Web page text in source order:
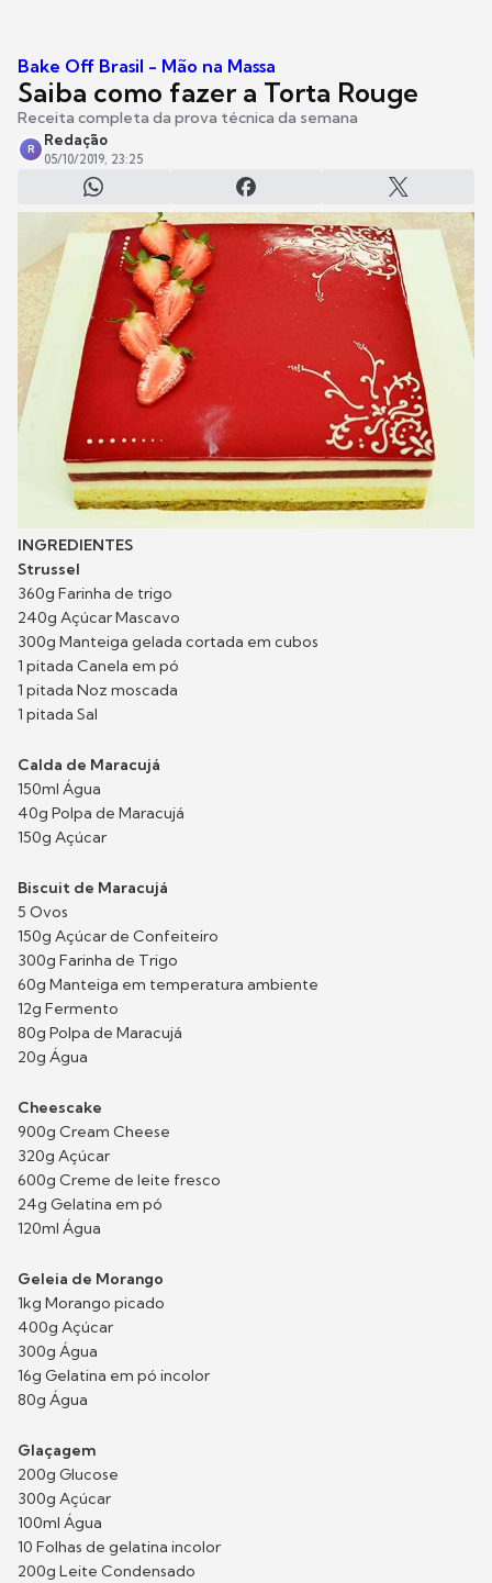
Bake Off Brasil - Mão na Massa
Saiba como fazer a Torta Rouge
Receita completa da prova técnica da semana
R
Redação
05/10/2019, 23:25
INGREDIENTES
Strussel
360g Farinha de trigo
240g Açúcar Mascavo
300g Manteiga gelada cortada em cubos
1 pitada Canela em pó
1 pitada Noz moscada
1 pitada Sal
Calda de Maracujá
150ml Água
40g Polpa de Maracujá
150g Açúcar
Biscuit de Maracujá
5 Ovos
150g Açúcar de Confeiteiro
300g Farinha de Trigo
60g Manteiga em temperatura ambiente
12g Fermento
80g Polpa de Maracujá
20g Água
Cheescake
900g Cream Cheese
320g Açúcar
600g Creme de leite fresco
24g Gelatina em pó
120ml Água
Geleia de Morango
1kg Morango picado
400g Açúcar
300g Água
16g Gelatina em pó incolor
80g Água
Glaçagem
200g Glucose
300g Açúcar
100ml Água
10 Folhas de gelatina incolor
200g Leite Condensado